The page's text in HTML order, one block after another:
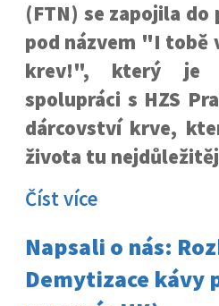
(FTN) se zapojila
pod názvem "I tobě
krev!", který je
spolupráci s HZS
dárcovství krve,
života tu
Číst více
Napsali o nás:
Demytizace kávy